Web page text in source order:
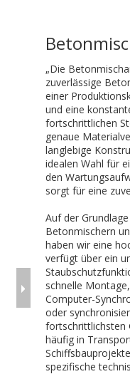
„Die
zuverlässige
einer
und eine
fortschrittlichen
genaue
langlebige
idealen Wahl für
den
sorgt für eine
Auf der
Betonmischern
haben wir eine
verfügt über ein
schnelle
Computer-
oder
fortschrittlichsten
häufig in
spezifische